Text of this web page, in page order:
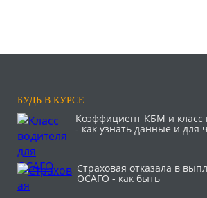
БУДЬ В КУРСЕ
Коэффициент КБМ и класс
- как узнать данные и для
Страховая отказала в
ОСАГО - как быть